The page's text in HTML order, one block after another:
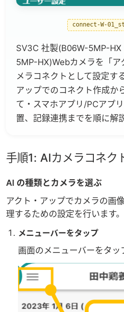
connect-W-
SV3C 社製(B06W-5MP-HX
5MP-HX)Webカメラを「ア
メラ コネクト として設定す
アップでのコネクト作成か
て・スマホアプリ/PCアプ
置、記録連携までを順に解
手順1: AIカメラコネク
AI の種類とカメラを選ぶ
アクト・アップでカメラの画
理するための設定を行います。
メニューバーをタップ
画面のメニューバーをタッ